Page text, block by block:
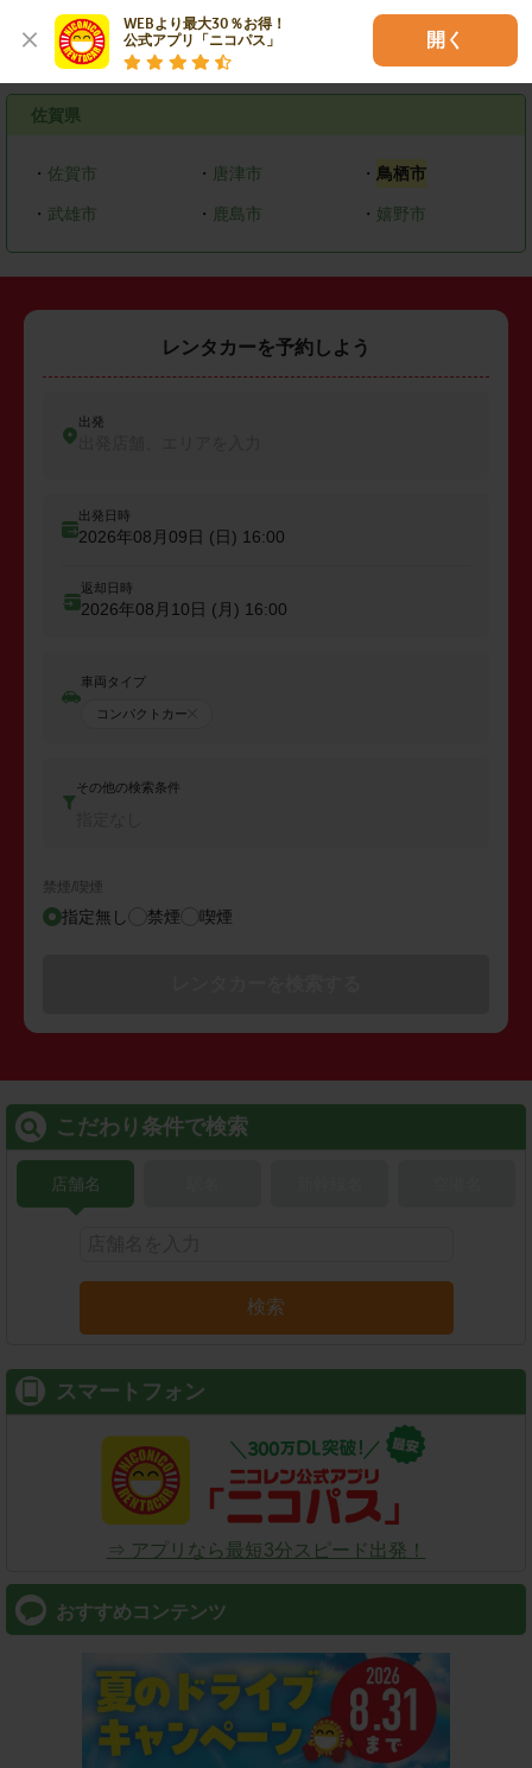
WEBより最大30％お得！
公式アプリ「ニコパス」
開く
エリアで探す
佐賀県
・ 佐賀市 ・ 唐津市 ・ 鳥栖市
・ 武雄市 ・ 鹿島市 ・ 嬉野市
レンタカーを予約しよう
出発
出発日時
2026年08月09日 (日) 16:00
返却日時
2026年08月10日 (月) 16:00
車両タイプ
コンパクトカー
その他の検索条件
禁煙/喫煙
指定無し 禁煙 喫煙
こだわり条件で検索
店舗名
検索
スマートフォン
⇒ アプリなら最短3分スピード出発！
おすすめコンテンツ